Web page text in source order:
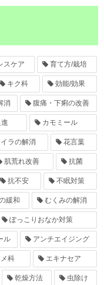
スケア 育て方/栽培
キク科 効能/効果
消 腹痛・下痢の改善
カモミール
ラの解消 花言葉
肌荒れ改善 抗菌
抗不安 不眠対策
緩和 むくみの解消
ぽっこりおなか対策
ル アンチエイジング
科 エキナセア
乾燥方法 虫除け